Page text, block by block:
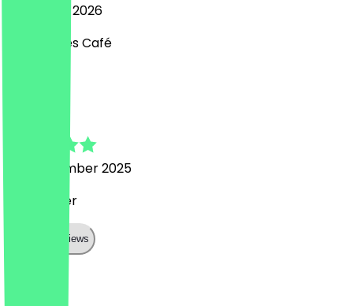
23. Januar 2026
Sehr nettes Café
26. September 2025
Sehr lecker
Show all reviews